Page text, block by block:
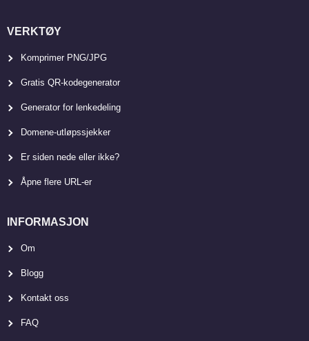
VERKTØY
Komprimer PNG/JPG
Gratis QR-kodegenerator
Generator for lenkedeling
Domene-utløpssjekker
Er siden nede eller ikke?
Åpne flere URL-er
INFORMASJON
Om
Blogg
Kontakt oss
FAQ